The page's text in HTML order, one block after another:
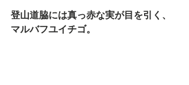
登山道脇には真っ赤な実が目を引く、
マルバフユイチゴ。